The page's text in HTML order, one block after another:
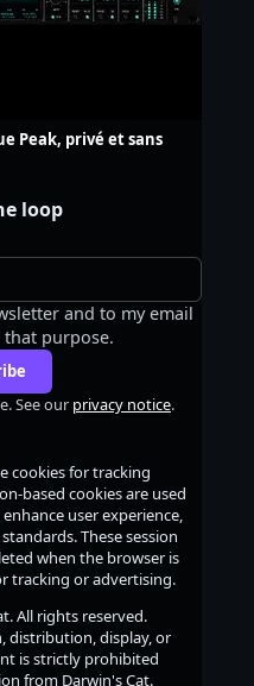
Peak, privé et sans
loop
and to my email
purpose.
See our privacy notice.
cookies for tracking
based cookies are used
user experience,
These session
when the browser is
tracking or advertising.
. All rights reserved.
distribution, display, or
is strictly prohibited
from Darwin's Cat.